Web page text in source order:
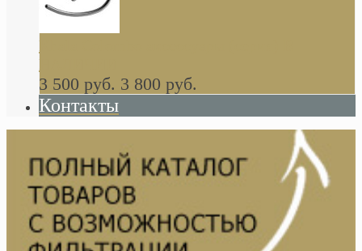
Khala Colombo аксессуары (серия) В
НАЛИЧИИ
3 500 руб. 3 800 руб.
Контакты